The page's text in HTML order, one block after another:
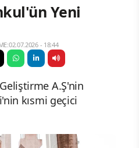
Yeni
- 18:44
A.Ş'nin
kısmi geçici